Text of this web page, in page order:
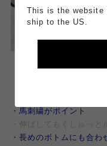
・馬刺繍がポイント
・伸ばしてもくしゅっと
・長めのボトムにも合わ
This is the website
ship to the US.